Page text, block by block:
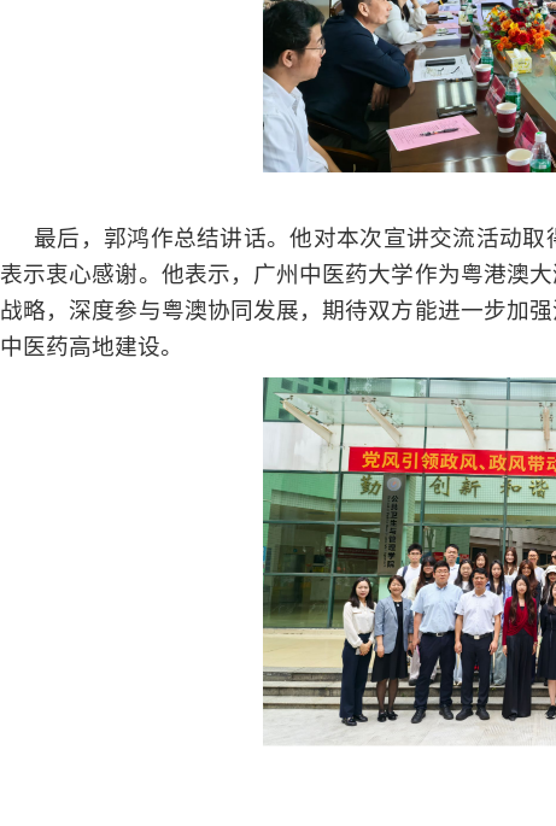
最后，郭鸿作总结讲话。他对本次宣讲交流活动
表示衷心感谢。他表示，广州中医药大学作为粤港澳
战略，深度参与粤澳协同发展，期待双方能进一步加
中医药高地建设。
摄